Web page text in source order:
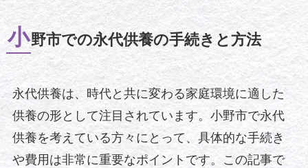
小野市での永代供養の手続きと方法
永代供養は、時代と共に変わる家庭環境に適した
供養の形として注目されています。小野市で永代
供養を考えている方々にとって、具体的な手続き
や費用は非常に重要なポイントです。この記事で